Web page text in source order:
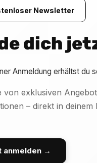
Newsletter
dich
Anmeldung erhältst du
von exklusiven
– direkt in deinem
anmelden →